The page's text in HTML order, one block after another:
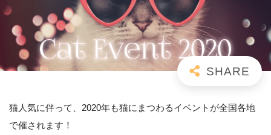
猫人気に伴って、2020年も猫にまつわるイベントが全国各地
で催されます！